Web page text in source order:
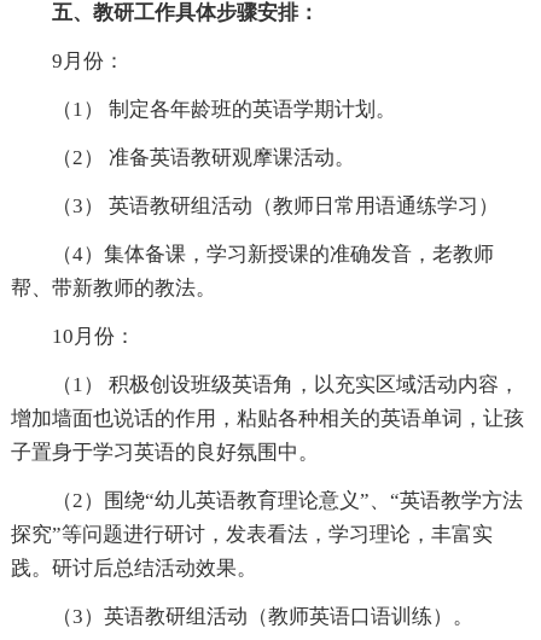
五、教研工作具体步骤安排：
9月份：
（1） 制定各年龄班的英语学期计划。
（2） 准备英语教研观摩课活动。
（3） 英语教研组活动（教师日常用语通练学习）
（4）集体备课，学习新授课的准确发音，老教师
帮、带新教师的教法。
10月份：
（1） 积极创设班级英语角，以充实区域活动内容，
增加墙面也说话的作用，粘贴各种相关的英语单词，让孩
子置身于学习英语的良好氛围中。
（2）围绕“幼儿英语教育理论意义”、“英语教学方法
探究”等问题进行研讨，发表看法，学习理论，丰富实
践。研讨后总结活动效果。
（3）英语教研组活动（教师英语口语训练）。